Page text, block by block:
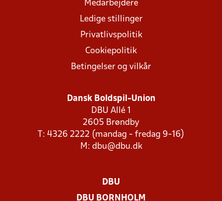
Medarbejdere
Ledige stillinger
Privatlivspolitik
Cookiepolitik
Betingelser og vilkår
Dansk Boldspil-Union
DBU Allé 1
2605 Brøndby
T: 4326 2222 (mandag - fredag 9-16)
M: dbu@dbu.dk
DBU
DBU BORNHOLM